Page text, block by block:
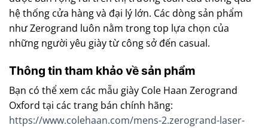
hệ thống cửa hàng và đại lý lớn. Các dòng sản phẩm
như Zerogrand luôn nằm trong top lựa chọn của
những người yêu giày từ công sở đến casual.
Thông tin tham khảo về sản phẩm
Bạn có thể xem các mẫu giày Cole Haan Zerogrand
Oxford tại các trang bán chính hãng:
https://www.colehaan.com/mens-2.zerogrand-laser-